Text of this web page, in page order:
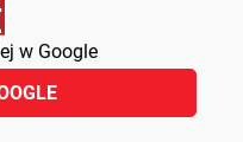
w Google